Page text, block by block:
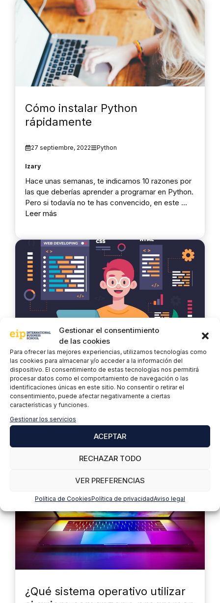
Gestionar el consentimiento
de las cookies
Para ofrecer las mejores experiencias, utilizamos tecnologías como
las cookies para almacenar y/o acceder a la información del
dispositivo. El consentimiento de estas tecnologías nos permitirá
procesar datos como el comportamiento de navegación o las
identificaciones únicas en este sitio. No consentir o retirar el
consentimiento, puede afectar negativamente a ciertas
características y funciones.
Gestionar los servicios
ACEPTAR
RECHAZAR TODO
VER PREFERENCIAS
Política de CookiesPolítica de privacidadAviso legal
Cómo instalar Python
rápidamente
27 septiembre, 2022 Python
Izary
Hace unas semanas, te indicamos 10 razones por
las que deberías aprender a programar en Python.
Pero si todavía no te has convencido, en este …
Leer más
Con qué framework comenzar
en Javascript
22 septiembre, 2022 Desarrollo Web Fullstack
Izary
Angular es uno de los frameworks para comenzar
en JavaScript, pero no el único. Cuando vas a dar
¿Qué sistema operativo utilizar